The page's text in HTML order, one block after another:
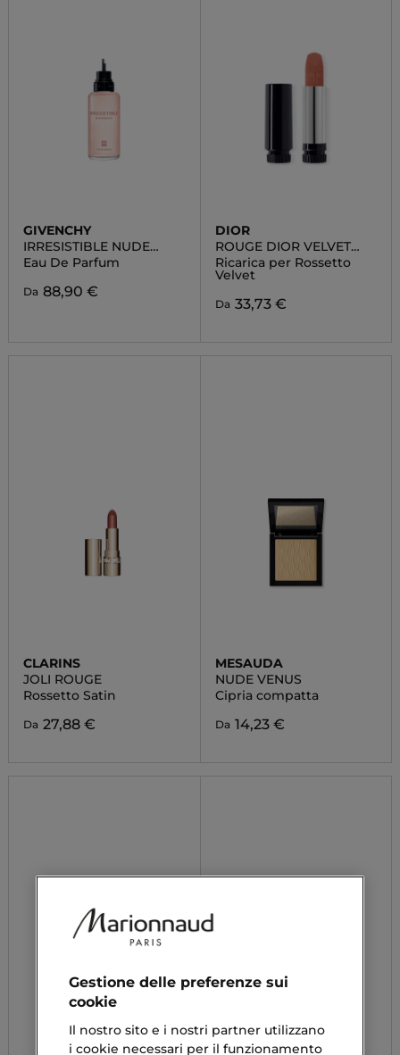
GIVENCHY
IRRESISTIBLE NUDE
VELVET
Eau De Parfum
Da 88,90 €
DIOR
ROUGE DIOR VELVET
REFILL
Ricarica per Rossetto
Velvet
Da 33,73 €
CLARINS
JOLI ROUGE
Rossetto Satin
Da 27,88 €
MESAUDA
NUDE VENUS
Cipria compatta
Da 14,23 €
Gestione delle preferenze sui
cookie
Il nostro sito e i nostri partner utilizzano
i cookie necessari per il funzionamento